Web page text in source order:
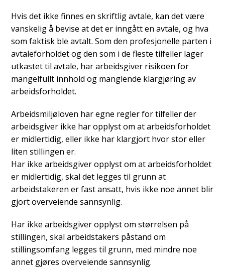
Hvis det ikke finnes en skriftlig avtale, kan det være
vanskelig å bevise at det er inngått en avtale, og hva
som faktisk ble avtalt. Som den profesjonelle parten i
avtaleforholdet og den som i de fleste tilfeller lager
utkastet til avtale, har arbeidsgiver risikoen for
mangelfullt innhold og manglende klargjøring av
arbeidsforholdet.
Arbeidsmiljøloven har egne regler for tilfeller der
arbeidsgiver ikke har opplyst om at arbeidsforholdet
er midlertidig, eller ikke har klargjort hvor stor eller
liten stillingen er.
Har ikke arbeidsgiver opplyst om at arbeidsforholdet
er midlertidig, skal det legges til grunn at
arbeidstakeren er fast ansatt, hvis ikke noe annet blir
gjort overveiende sannsynlig.
Har ikke arbeidsgiver opplyst om størrelsen på
stillingen, skal arbeidstakers påstand om
stillingsomfang legges til grunn, med mindre noe
annet gjøres overveiende sannsynlig.